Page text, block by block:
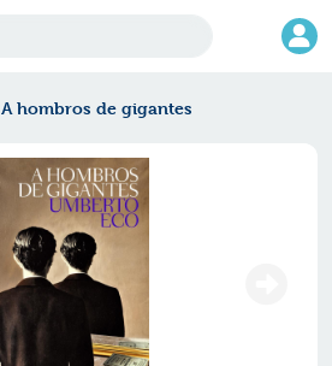
A hombros de gigantes